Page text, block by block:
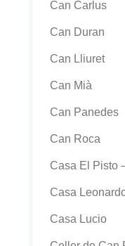
Can Carlus
Can Duran
Can Lliuret
Can Mià
Can Panedes
Can Roca
Casa El Pisto
Casa
Casa Lucio